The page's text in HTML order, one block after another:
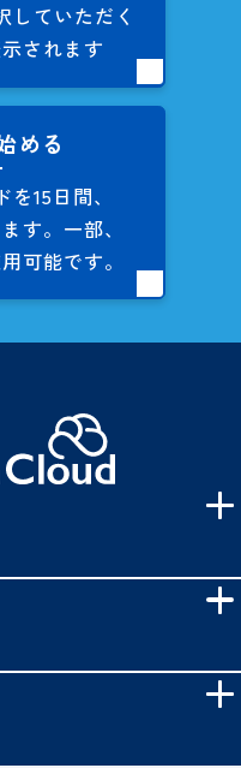
していただく
されます
める
を15日間、
す。 一部、
可能です。